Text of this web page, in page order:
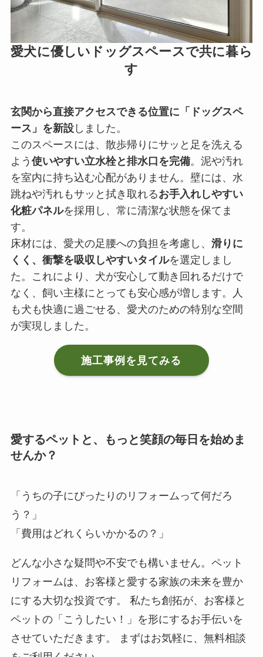
愛犬に優しいドッグスペースで共に暮ら
す
玄関から直接アクセスできる位置に「ドッグスペ
ース」を新設しました。
このスペースには、散歩帰りにサッと足を洗える
よう 使いやすい立水栓と排水口を完備。泥や汚れ
を室内に持ち込む心配がありません。壁には、水
跳ねや汚れもサッと拭き取れるお手入れしやすい
化粧パネルを採用し、常に清潔な状態を保てま
す。
床材には、愛犬の足腰への負担を考慮し、 滑りに
くく、衝撃を吸収しやすいタイルを選定しまし
た。これにより、犬が安心して動き回れるだけで
なく、飼い主様にとっても安心感が増します。人
も犬も快適に過ごせる、愛犬のための特別な空間
が実現しました。
施工事例を見てみる
愛するペットと、もっと笑顔の毎日を始めま
せんか？
「うちの子にぴったりのリフォームって何だろ
う？」
「費用はどれくらいかかるの？」
どんな小さな疑問や不安でも構いません。ペット
リフォームは、お客様と愛する家族の未来を豊か
にする大切な投資です。 私たち創拓が、お客様と
ペットの「こうしたい！」を形にするお手伝いを
させていただきます。 まずはお気軽に、無料相談